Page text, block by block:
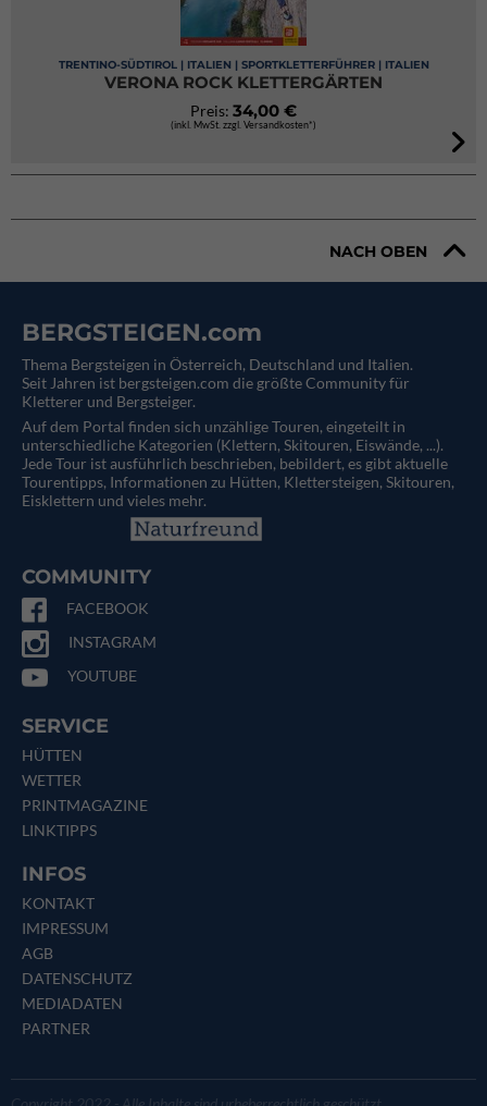
TRENTINO-SÜDTIROL | ITALIEN | SPORTKLETTERFÜHRER | ITALIEN
VERONA ROCK KLETTERGÄRTEN
Preis: 34,00 €
(inkl. MwSt. zzgl. Versandkosten*)
NACH OBEN
BERGSTEIGEN.com
Thema Bergsteigen in Österreich, Deutschland und Italien.
Seit Jahren ist bergsteigen.com die größte Community für
Kletterer und Bergsteiger.
Auf dem Portal finden sich unzählige Touren, eingeteilt in
unterschiedliche Kategorien (Klettern, Skitouren, Eiswände, ...).
Jede Tour ist ausführlich beschrieben, bebildert, es gibt aktuelle
Tourentipps, Informationen zu Hütten, Klettersteigen, Skitouren,
Eisklettern und vieles mehr.
COMMUNITY
FACEBOOK
INSTAGRAM
YOUTUBE
SERVICE
HÜTTEN
WETTER
PRINTMAGAZINE
LINKTIPPS
INFOS
KONTAKT
IMPRESSUM
AGB
DATENSCHUTZ
MEDIADATEN
PARTNER